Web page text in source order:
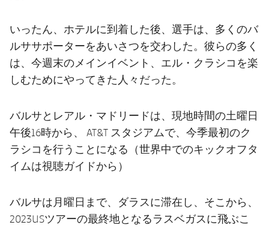
順位表
いったん、ホテルに到着した後、選手は、多くのバ
ルササポーターをあいさつを交わした。彼らの多く
は、今週末のメインイベント、エル・クラシコを楽
しむためにやってきた人々だった。
バルサとレアル・マドリードは、現地時間の土曜日
午後16時から、 AT&T スタジアムで、今季最初のク
ラシコを行うことになる（世界中でのキックオフタ
イムは視聴ガイドから）
バルサは月曜日まで、ダラスに滞在し、そこから、
2023USツアーの最終地となるラスベガスに飛ぶこ